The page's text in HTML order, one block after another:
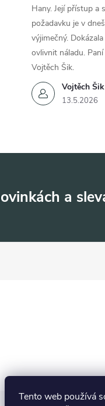
Tento web používá
Vojtěch Šik
13.5.2026
Hany. Její přístup a
požadavku je v
výjimečný.
ovlivnit náladu.
Vojtěch Šik.
a